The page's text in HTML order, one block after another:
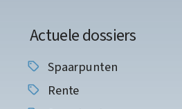
Actuele dossiers
Spaarpunten
Rente